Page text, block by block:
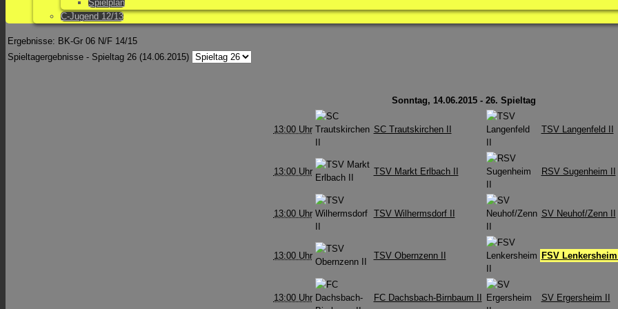
Spielplan
C-Jugend 12/13
Ergebnisse: BK-Gr 06 N/F 14/15
Spieltagergebnisse - Spieltag 26 (14.06.2015)
Sonntag, 14.06.2015 - 26. Spieltag
13:00 Uhr SC Trautskirchen II TSV Langenfeld II
13:00 Uhr TSV Markt Erlbach II RSV Sugenheim II
13:00 Uhr TSV Wilhermsdorf II SV Neuhof/Zenn II
13:00 Uhr TSV Obernzenn II FSV Lenkersheim
13:00 Uhr FC Dachsbach-Birnbaum II SV Ergersheim II